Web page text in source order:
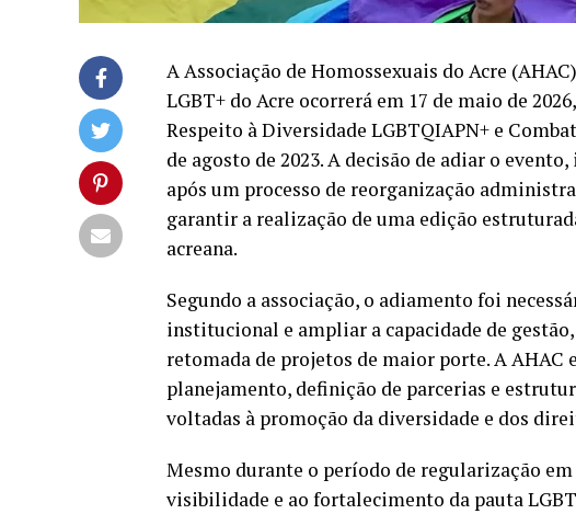
A Associação de Homossexuais do Acre
LGBT+ do Acre ocorrerá em 17 de maio de
Respeito à Diversidade LGBTQIAPN+ e
de agosto de 2023. A decisão de adiar o
após um processo de reorganização
garantir a realização de uma edição
acreana.
Segundo a associação, o adiamento foi
institucional e ampliar a capacidade de
retomada de projetos de maior porte. A AHAC
planejamento, definição de parcerias e
voltadas à promoção da diversidade e dos
Mesmo durante o período de regularização
visibilidade e ao fortalecimento da pauta